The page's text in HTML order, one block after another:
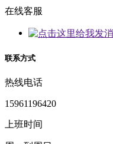
在线客服
联系方式
热线电话
15961196420
上班时间